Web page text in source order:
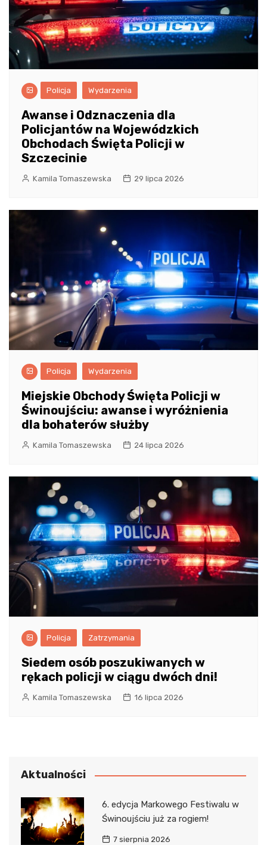
Policja Wydarzenia
Awanse i Odznaczenia dla
Policjantów na Wojewódzkich
Obchodach Święta Policji w
Szczecinie
Kamila Tomaszewska 29 lipca 2026
Policja Wydarzenia
Miejskie Obchody Święta Policji w
Świnoujściu: awanse i wyróżnienia
dla bohaterów służby
Kamila Tomaszewska 24 lipca 2026
Policja Zatrzymania
Siedem osób poszukiwanych w
rękach policji w ciągu dwóch dni!
Kamila Tomaszewska 16 lipca 2026
Aktualności
6. edycja Markowego Festiwalu w
Świnoujściu już za rogiem!
7 sierpnia 2026